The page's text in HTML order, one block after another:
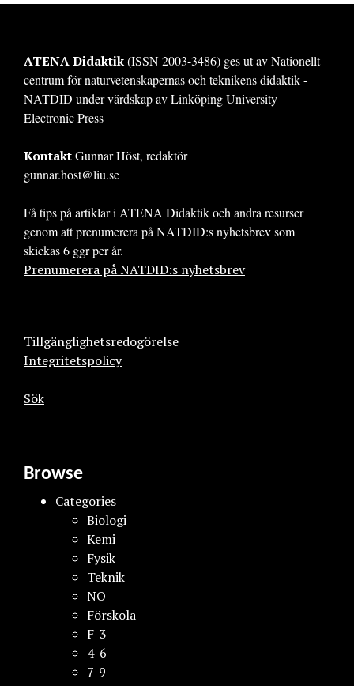
ATENA Didaktik(ISSN 2003-3486) ges ut av Nationellt
centrum för naturvetenskapernas och teknikens didaktik -
NATDID under värdskap av Linköping University
Electronic Press
KontaktGunnar Höst, redaktör
gunnar.host@liu.se
Få tips på artiklar i ATENA Didaktik och andra resurser
genom att prenumerera på NATDID:s nyhetsbrev som
skickas 6 ggr per år.
Prenumerera på NATDID:s nyhetsbrev
Tillgänglighetsredogörelse
Integritetspolicy
Sök
Browse
Categories
Biologi
Kemi
Fysik
Teknik
NO
Förskola
F-3
4-6
7-9